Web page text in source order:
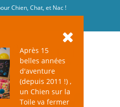
Chien, Chat, et Nac !
Après 15
belles années
d'aventure
(depuis 2011 !) ,
un Chien sur la
Toile va fermer